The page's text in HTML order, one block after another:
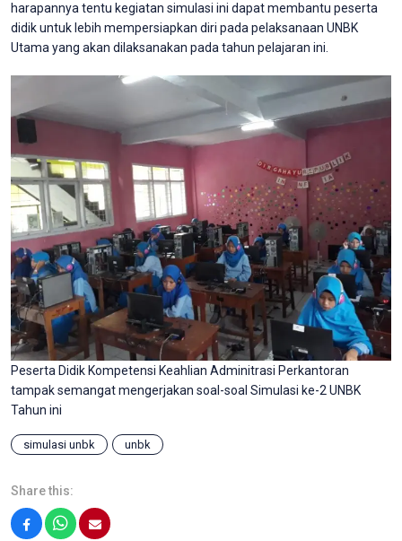
harapannya tentu kegiatan simulasi ini dapat membantu peserta
didik untuk lebih mempersiapkan diri pada pelaksanaan UNBK
Utama yang akan dilaksanakan pada tahun pelajaran ini.
Peserta Didik Kompetensi Keahlian Adminitrasi Perkantoran
tampak semangat mengerjakan soal-soal Simulasi ke-2 UNBK
Tahun ini
simulasi unbk unbk
Share this: